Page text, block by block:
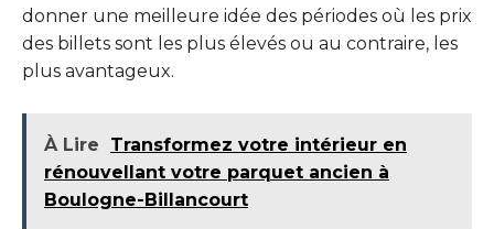
donner une meilleure idée des périodes où les prix
des billets sont les plus élevés ou au contraire, les
plus avantageux.
À Lire
Transformez votre intérieur en
rénouvellant votre parquet ancien à
Boulogne-Billancourt